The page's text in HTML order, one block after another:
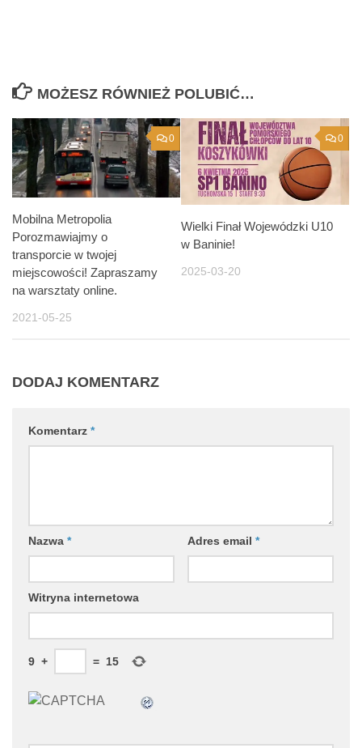
MOŻESZ RÓWNIEŻ POLUBIĆ…
0
Mobilna Metropolia
Porozmawiajmy o
transporcie w twojej
miejscowości! Zapraszamy
na warsztaty online.
2021-05-25
0
Wielki Finał Wojewódzki U10
w Baninie!
2025-03-20
DODAJ KOMENTARZ
Komentarz *
Nazwa * Adres email *
Witryna internetowa
9 + = 15